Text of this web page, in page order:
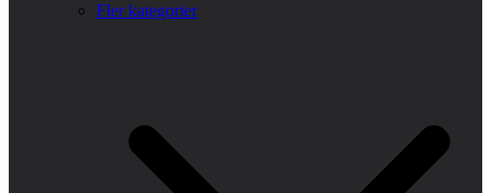
Fler kategorier